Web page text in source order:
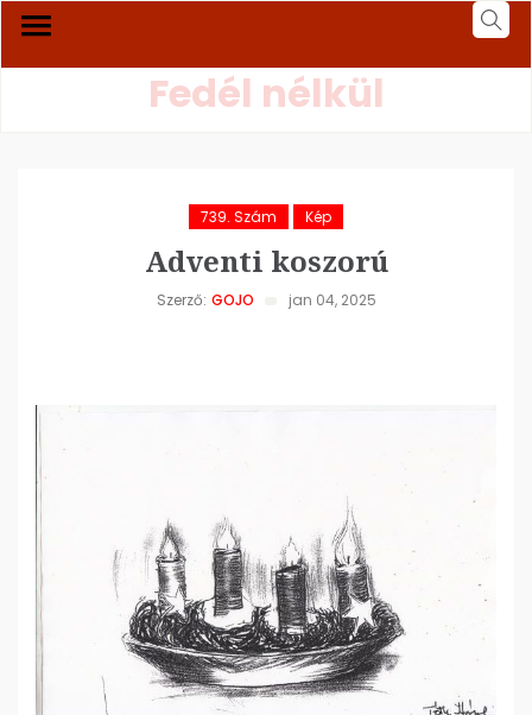
Fedél nélkül
739. Szám Kép
Adventi koszorú
Szerző: GOJO jan 04, 2025